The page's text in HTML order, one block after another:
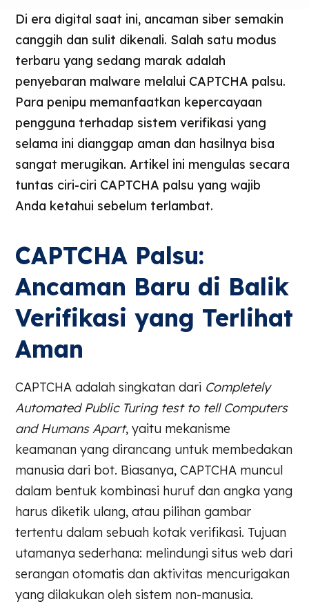
Di era digital saat ini, ancaman siber semakin
canggih dan sulit dikenali. Salah satu modus
terbaru yang sedang marak adalah
penyebaran malware melalui CAPTCHA palsu.
Para penipu memanfaatkan kepercayaan
pengguna terhadap sistem verifikasi yang
selama ini dianggap aman dan hasilnya bisa
sangat merugikan. Artikel ini mengulas secara
tuntas ciri-ciri CAPTCHA palsu yang wajib
Anda ketahui sebelum terlambat.
CAPTCHA Palsu:
Ancaman Baru di Balik
Verifikasi yang Terlihat
Aman
CAPTCHA adalah singkatan dari Completely
Automated Public Turing test to tell Computers
and Humans Apart, yaitu mekanisme
keamanan yang dirancang untuk membedakan
manusia dari bot. Biasanya, CAPTCHA muncul
dalam bentuk kombinasi huruf dan angka yang
harus diketik ulang, atau pilihan gambar
tertentu dalam sebuah kotak verifikasi. Tujuan
utamanya sederhana: melindungi situs web dari
serangan otomatis dan aktivitas mencurigakan
yang dilakukan oleh sistem non-manusia.